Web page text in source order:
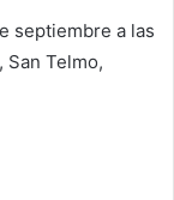
septiembre a las
San Telmo,